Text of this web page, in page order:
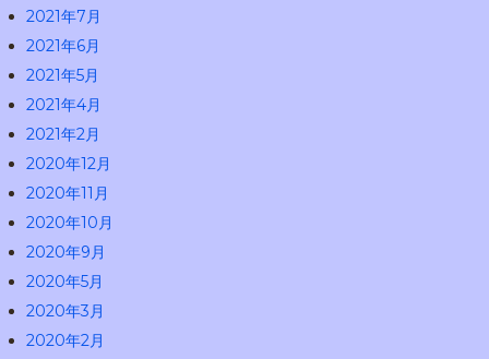
2021年7月
2021年6月
2021年5月
2021年4月
2021年2月
2020年12月
2020年11月
2020年10月
2020年9月
2020年5月
2020年3月
2020年2月